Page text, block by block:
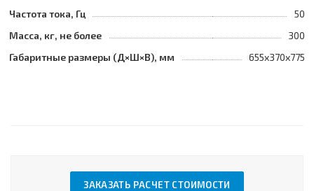
Частота тока, Гц
50
Масса, кг, не более
300
Габаритные размеры (Д×Ш×В), мм
655х370х775
ЗАКАЗАТЬ РАСЧЕТ СТОИМОСТИ